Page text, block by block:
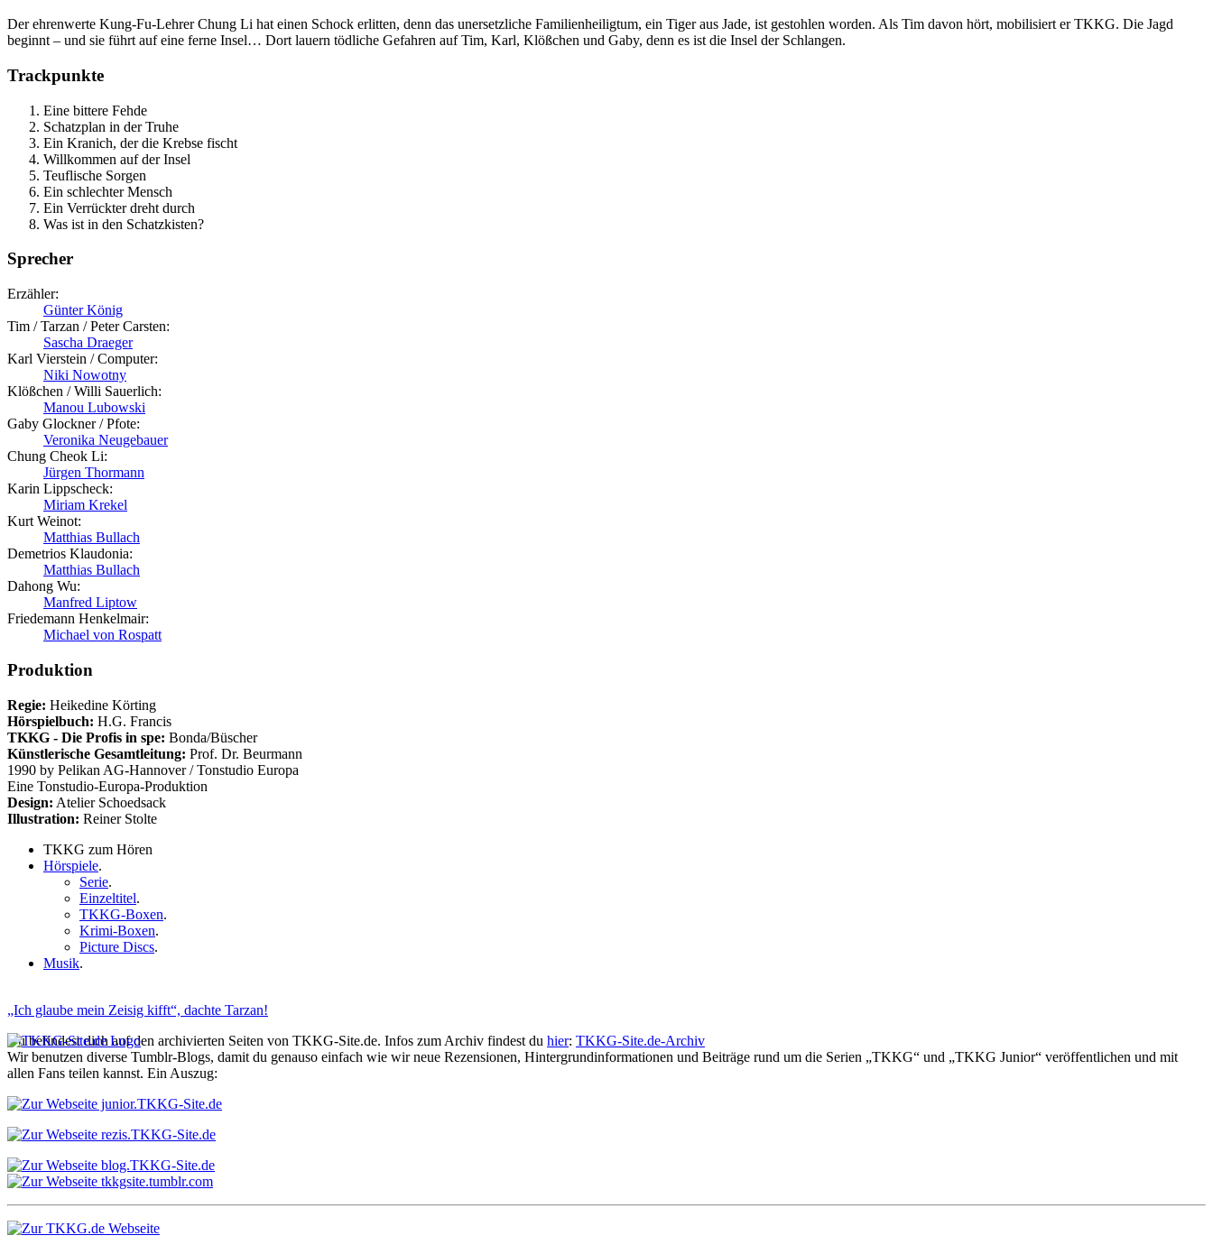
Der ehrenwerte Kung-Fu-Lehrer Chung Li hat einen Schock erlitten, denn das unersetzliche Familienheiligtum, ein Tiger aus Jade, ist gestohlen worden. Als Tim davon hört, mobilisiert er TKKG. Die Jagd
beginnt – und sie führt auf eine ferne Insel… Dort lauern tödliche Gefahren auf Tim, Karl, Klößchen und Gaby, denn es ist die Insel der Schlangen.
Trackpunkte
Eine bittere Fehde
Schatzplan in der Truhe
Ein Kranich, der die Krebse fischt
Willkommen auf der Insel
Teuflische Sorgen
Ein schlechter Mensch
Ein Verrückter dreht durch
Was ist in den Schatzkisten?
Sprecher
Erzähler:
Günter König
Tim / Tarzan / Peter Carsten:
Sascha Draeger
Karl Vierstein / Computer:
Niki Nowotny
Klößchen / Willi Sauerlich:
Manou Lubowski
Gaby Glockner / Pfote:
Veronika Neugebauer
Chung Cheok Li:
Jürgen Thormann
Karin Lippscheck:
Miriam Krekel
Kurt Weinot:
Matthias Bullach
Demetrios Klaudonia:
Matthias Bullach
Dahong Wu:
Manfred Liptow
Friedemann Henkelmair:
Michael von Rospatt
Produktion
Regie: Heikedine Körting
Hörspielbuch: H.G. Francis
TKKG - Die Profis in spe: Bonda/Büscher
Künstlerische Gesamtleitung: Prof. Dr. Beurmann
1990 by Pelikan AG-Hannover / Tonstudio Europa
Eine Tonstudio-Europa-Produktion
Design: Atelier Schoedsack
Illustration: Reiner Stolte
TKKG zum Hören
Hörspiele.
Serie.
Einzeltitel.
TKKG-Boxen.
Krimi-Boxen.
Picture Discs.
Musik.
„Ich glaube mein Zeisig kifft“, dachte Tarzan!
Du befindest dich auf den archivierten Seiten von TKKG-Site.de. Infos zum Archiv findest du hier: TKKG-Site.de-Archiv
Wir benutzen diverse Tumblr-Blogs, damit du genauso einfach wie wir neue Rezensionen, Hintergrundinformationen und Beiträge rund um die Serien „TKKG“ und „TKKG Junior“ veröffentlichen und mit
allen Fans teilen kannst. Ein Auszug: